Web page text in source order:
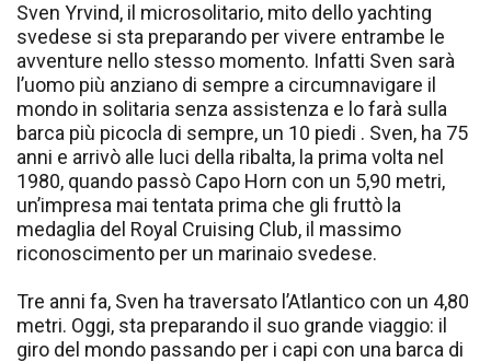
Sven Yrvind, il microsolitario, mito dello yachting
svedese si sta preparando per vivere entrambe le
avventure nello stesso momento. Infatti Sven sarà
l’uomo più anziano di sempre a circumnavigare il
mondo in solitaria senza assistenza e lo farà sulla
barca più picocla di sempre, un 10 piedi . Sven, ha 75
anni e arrivò alle luci della ribalta, la prima volta nel
1980, quando passò Capo Horn con un 5,90 metri,
un’impresa mai tentata prima che gli fruttò la
medaglia del Royal Cruising Club, il massimo
riconoscimento per un marinaio svedese.
Tre anni fa, Sven ha traversato l’Atlantico con un 4,80
metri. Oggi, sta preparando il suo grande viaggio: il
giro del mondo passando per i capi con una barca di